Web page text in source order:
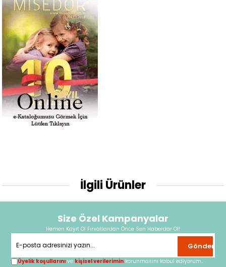
İlgili Ürünler
Size Özel Kampanyalar
Hemen Kayıt Ol Fırsatlardan Önce Sen Haberdar Ol!
Gönder
Üyelik koşullarını ve kişisel verilerimin korunmasını kabul ediyorum.